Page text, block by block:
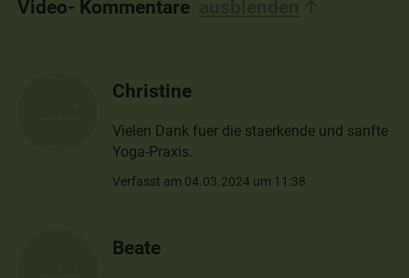
Video- Kommentare
Christine
Vielen Dank fuer die staerkende und sanfte
Yoga-Praxis.
Verfasst am 04.03.2024 um 11:38
Beate